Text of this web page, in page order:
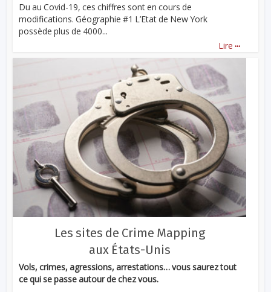
Du au Covid-19, ces chiffres sont en cours de
modifications. Géographie #1 L’Etat de New York
possède plus de 4000...
Lire ...
Les sites de Crime Mapping
aux États-Unis
Vols, crimes, agressions, arrestations… vous saurez tout
ce qui se passe autour de chez vous.